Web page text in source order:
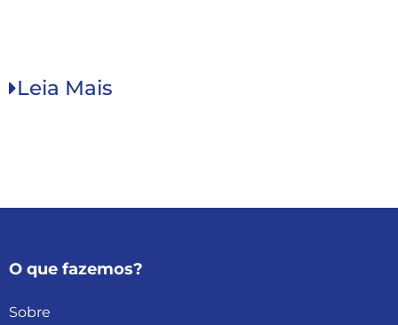
Leia Mais
O que fazemos?
Sobre